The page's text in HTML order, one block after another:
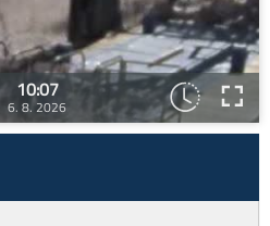
10:07
6. 8. 2026